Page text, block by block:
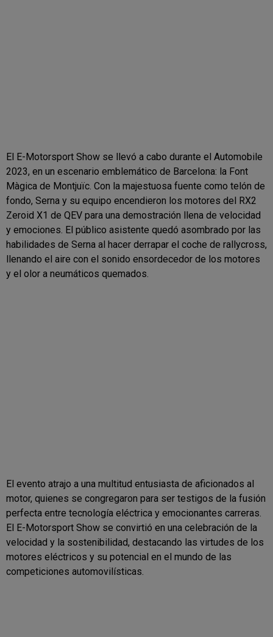
El E-Motorsport Show se llevó a cabo durante el Automobile
2023, en un escenario emblemático de Barcelona: la Font
Màgica de Montjuïc. Con la majestuosa fuente como telón de
fondo, Serna y su equipo encendieron los motores del RX2
Zeroid X1 de QEV para una demostración llena de velocidad
y emociones. El público asistente quedó asombrado por las
habilidades de Serna al hacer derrapar el coche de rallycross,
llenando el aire con el sonido ensordecedor de los motores
y el olor a neumáticos quemados.
El evento atrajo a una multitud entusiasta de aficionados al
motor, quienes se congregaron para ser testigos de la fusión
perfecta entre tecnología eléctrica y emocionantes carreras.
El E-Motorsport Show se convirtió en una celebración de la
velocidad y la sostenibilidad, destacando las virtudes de los
motores eléctricos y su potencial en el mundo de las
competiciones automovilísticas.